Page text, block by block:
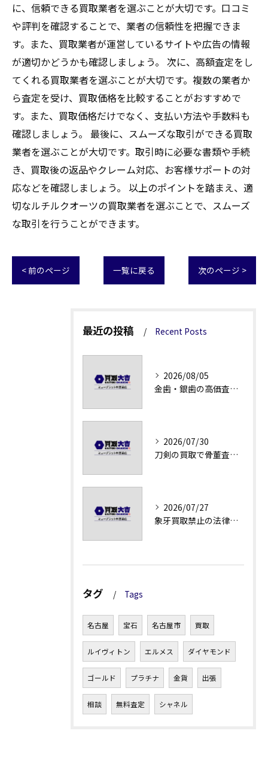
に、信頼できる買取業者を選ぶことが大切です。口コミ
や評判を確認することで、業者の信頼性を把握できま
す。また、買取業者が運営しているサイトや広告の情報
が適切かどうかも確認しましょう。 次に、高額査定をし
てくれる買取業者を選ぶことが大切です。複数の業者か
ら査定を受け、買取価格を比較することがおすすめで
す。また、買取価格だけでなく、支払い方法や手数料も
確認しましょう。 最後に、スムーズな取引ができる買取
業者を選ぶことが大切です。取引時に必要な書類や手続
き、買取後の返品やクレーム対応、お客様サポートの対
応などを確認しましょう。 以上のポイントを踏まえ、適
切なルチルクオーツの買取業者を選ぶことで、スムーズ
な取引を行うことができます。
< 前のページ 一覧に戻る 次のページ >
最近の投稿 Recent Posts
2026/08/05
金歯・銀歯の高価査定法徹底解説
2026/07/30
刀剣の買取で骨董査定の注意点
2026/07/27
象牙買取禁止の法律と背景解説
タグ Tags
名古屋 宝石 名古屋市 買取
ルイヴィトン エルメス ダイヤモンド
ゴールド プラチナ 金貨 出張
相談 無料査定 シャネル